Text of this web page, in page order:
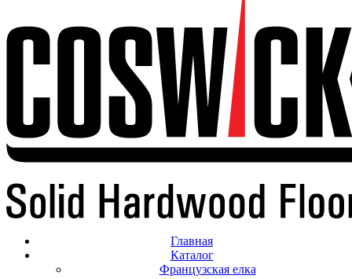
Главная
Каталог
Французская елка